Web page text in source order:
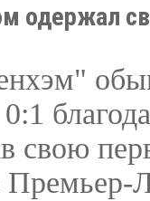
одержал
0:1
свою
Премьер-